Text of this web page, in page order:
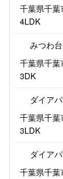
千葉県千
4LDK
みつわ
千葉県千葉
3DK
ダイア
千葉県千葉
3LDK
ダイア
千葉県千葉